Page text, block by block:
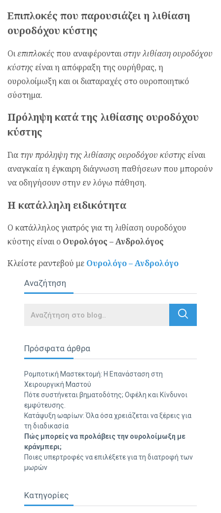
Επιπλοκές που παρουσιάζει η λιθίαση
ουροδόχου κύστης
Οιεπιπλοκέςπου αναφέρονταιστην λιθίαση ουροδόχου
κύστης είναι η απόφραξη της ουρήθρας, η
ουρολοίμωξη και οι διαταραχές στο ουροποιητικό
σύστημα.
Πρόληψη κατά της λιθίασης ουροδόχου
κύστης
Για την πρόληψη της λιθίασης ουροδόχου κύστης είναι
αναγκαία η έγκαιρη διάγνωση παθήσεων που μπορούν
να οδηγήσουν στην εν λόγω πάθηση.
Η κατάλληλη ειδικότητα
Ο κατάλληλος γιατρός για τη λιθίαση ουροδόχου
κύστης είναι ο Ουρολόγος – Ανδρολόγος
Κλείστε ραντεβού με Ουρολόγο – Ανδρολόγο
Αναζήτηση
Search
Πρόσφατα άρθρα
Ρομποτική Μαστεκτομή: Η Επανάσταση στη
Χειρουργική Μαστού
Πότε συστήνεται βηματοδότης; Οφέλη και Κίνδυνοι
εμφύτευσης.
Κατάψυξη ωαρίων: Όλα όσα χρειάζεται να ξέρεις για
τη διαδικασία
Πώς μπορείς να προλάβεις την ουρολοίμωξη με
κράνμπερι;
Ποιες υπερτροφές να επιλέξετε για τη διατροφή των
μωρών
Κατηγορίες